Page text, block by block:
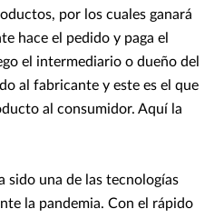
por los cuales ganará
hace el pedido y paga el
el intermediario o dueño del
al fabricante y este es el que
al consumidor. Aquí la
sido una de las tecnologías
la pandemia. Con el rápido